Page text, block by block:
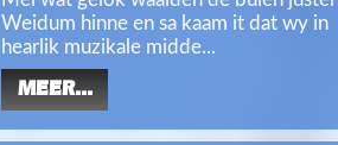
Weidum hinne en sa kaam it dat wy in
hearlik muzikale midde...
MEER...